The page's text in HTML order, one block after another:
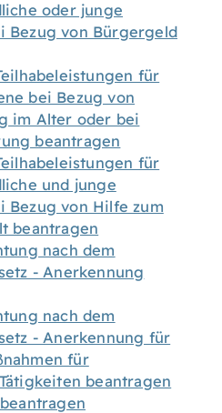
oder junge
Bezug von Bürgergeld
für
bei Bezug von
im Alter oder bei
beantragen
für
und junge
Bezug von Hilfe zum
beantragen
nach dem
- Anerkennung
nach dem
- Anerkennung für
für
beantragen